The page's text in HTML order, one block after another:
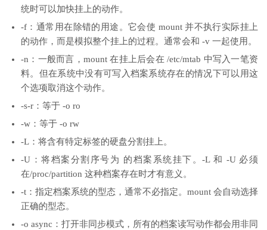
统时可以加快挂上的动作。
-f：通常用在除错的用途。它会使 mount 并不执行实际挂上
的动作，而是模拟整个挂上的过程。通常会和 -v 一起使用。
-n：一般而言，mount 在挂上后会在 /etc/mtab 中写入一笔资
料。但在系统中没有可写入档案系统存在的情况下可以用这
个选项取消这个动作。
-s-r：等于 -o ro
-w：等于 -o rw
-L：将含有特定标签的硬盘分割挂上。
-U：将档案分割序号为 的档案系统挂下。-L 和 -U 必须
在/proc/partition 这种档案存在时才有意义。
-t：指定档案系统的型态，通常不必指定。mount 会自动选择
正确的型态。
-o async：打开非同步模式，所有的档案读写动作都会用非同